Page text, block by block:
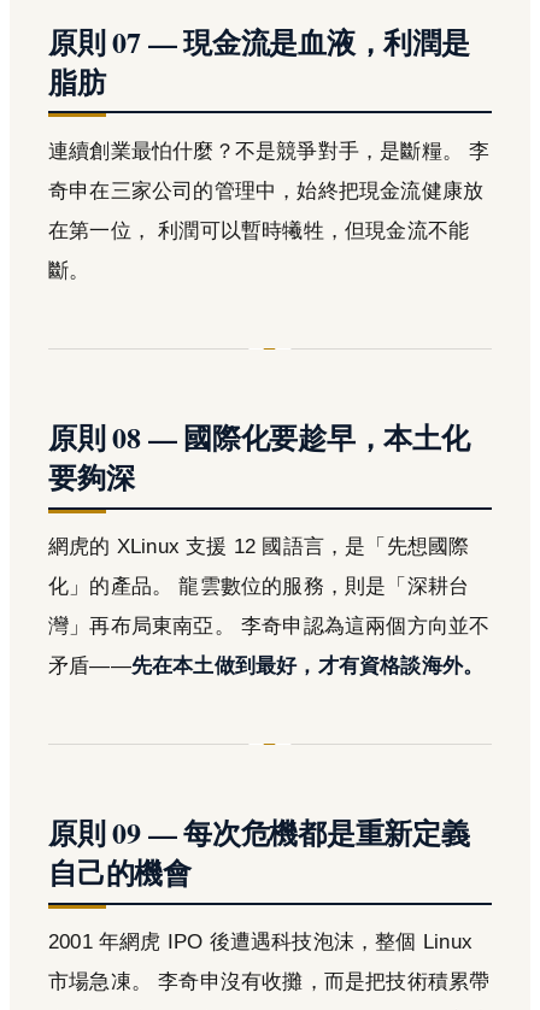
原則 07 — 現金流是血液，利潤是
脂肪
連續創業最怕什麼？不是競爭對手，是斷糧。 李
奇申在三家公司的管理中，始終把現金流健康放
在第一位， 利潤可以暫時犧牲，但現金流不能
斷。
原則 08 — 國際化要趁早，本土化
要夠深
網虎的 XLinux 支援 12 國語言，是「先想國際
化」的產品。 龍雲數位的服務，則是「深耕台
灣」再布局東南亞。 李奇申認為這兩個方向並不
矛盾——先在本土做到最好，才有資格談海外。
原則 09 — 每次危機都是重新定義
自己的機會
2001 年網虎 IPO 後遭遇科技泡沫，整個 Linux
市場急凍。 李奇申沒有收攤，而是把技術積累帶